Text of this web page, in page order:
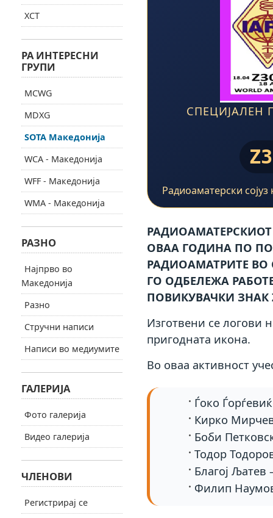
СПЕЦИЈАЛЕН
Радиоаматерски
ОВАА ГОДИНА ПО
РАДИОАМАТРИТЕ ВО
ГО ОДБЕЛЕЖА
ПОВИКУВАЧКИ ЗНАК
Изготвени се логови
пригодната икона.
Во оваа активност
Ѓоко
Кирко
Боби
Тодор
Благој Љатев
Филип
ХСТ
РА ИНТЕРЕСНИ
ГРУПИ
MCWG
MDXG
SOTA Македонија
WCA - Македонија
WFF - Македонија
WMA - Македонија
РАЗНО
Најпрво во
Македонија
Разно
Стручни написи
Написи во медиумите
ГАЛЕРИЈА
Фото галерија
Видео галерија
ЧЛЕНОВИ
Регистрирај се